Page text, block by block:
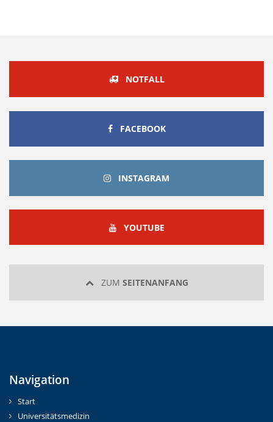
NOTFALL
FACEBOOKFACEBOOK
INSTAGRAM
YOUTUBEYOUTUBE
ZUM SEITENANFANG
Navigation
Start
Universitätsmedizin